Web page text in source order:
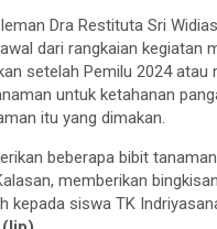
Dra Restituta Sri
dari rangkaian kegiatan
setelah Pemilu 2024
untuk ketahanan
itu yang dimakan.
beberapa bibit
memberikan
kepada siswa TK